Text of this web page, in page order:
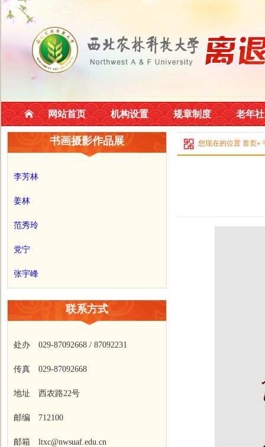
网站首页 机构设置 规章制度 老年
书画摄影作品展
李芳林
姜林
范秀玲
党宁
张宇峰
联系方式
处办 029-87092668 / 87092231
传真 029-87092668
地址 西农路22号
邮编 712100
邮箱 ltxc@nwsuaf.edu.cn
您现在的位置 首页»